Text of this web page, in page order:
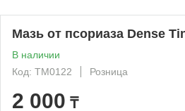
Мазь от псориаза Dense
В наличии
Код: ТМ0122
Розница
2 000 ₸